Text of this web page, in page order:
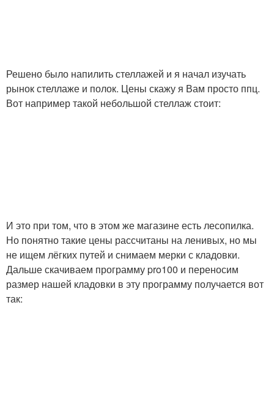
Решено было напилить стеллажей и я начал изучать
рынок стеллаже и полок. Цены скажу я Вам просто ппц.
Вот например такой небольшой стеллаж стоит:
И это при том, что в этом же магазине есть лесопилка.
Но понятно такие цены рассчитаны на ленивых, но мы
не ищем лёгких путей и снимаем мерки с кладовки.
Дальше скачиваем программу pro100 и переносим
размер нашей кладовки в эту программу получается вот
так: